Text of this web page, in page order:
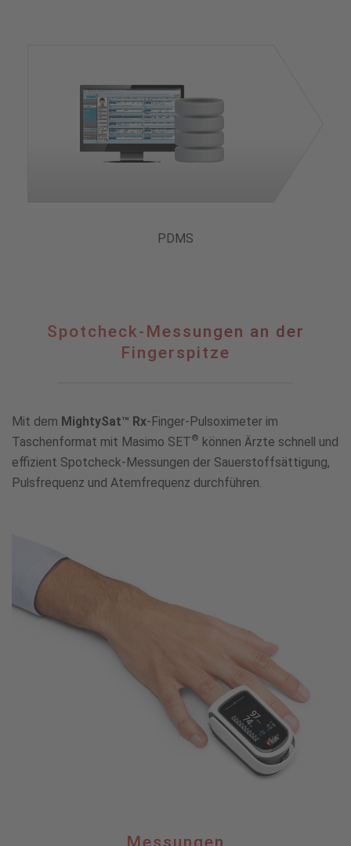
PDMS
Spotcheck-
Messungen
Spotcheck-Messungen an der
Fingerspitze
Mit dem MightySat™ Rx-Finger-Pulsoximeter im
Taschenformat mit Masimo SET® können Ärzte schnell und
effizient Spotcheck-Messungen der Sauerstoffsättigung,
Pulsfrequenz und Atemfrequenz durchführen.
Messungen